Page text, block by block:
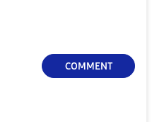
COMMENT